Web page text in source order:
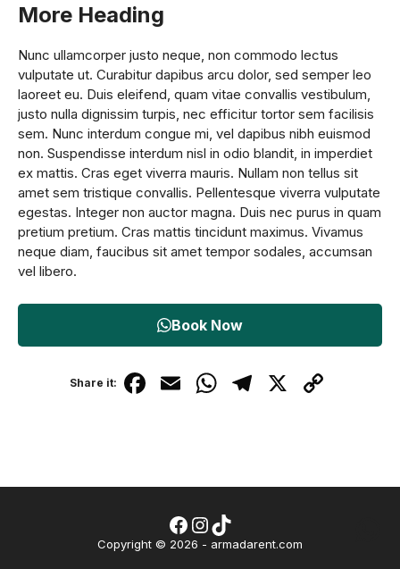
More Heading
Nunc ullamcorper justo neque, non commodo lectus
vulputate ut. Curabitur dapibus arcu dolor, sed semper leo
laoreet eu. Duis eleifend, quam vitae convallis vestibulum,
justo nulla dignissim turpis, nec efficitur tortor sem facilisis
sem. Nunc interdum congue mi, vel dapibus nibh euismod
non. Suspendisse interdum nisl in odio blandit, in imperdiet
ex mattis. Cras eget viverra mauris. Nullam non tellus sit
amet sem tristique convallis. Pellentesque viverra vulputate
egestas. Integer non auctor magna. Duis nec purus in quam
pretium pretium. Cras mattis tincidunt maximus. Vivamus
neque diam, faucibus sit amet tempor sodales, accumsan
vel libero.
Book Now
Share it: F
b
o
E
W
A
p
p
T
a
m
X
C
Li
k
Copyright © 2026 - armadarent.com
Facebook
Instagram
TikTok